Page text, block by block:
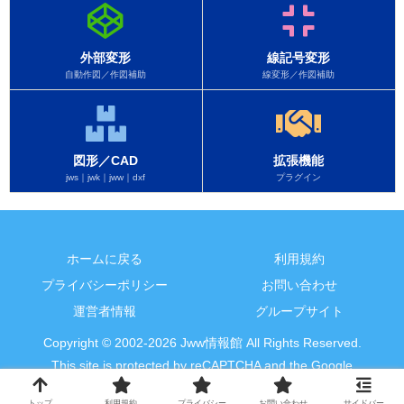
外部変形
自動作図／作図補助
線記号変形
線変形／作図補助
図形／CAD
jws｜jwk｜jww｜dxf
拡張機能
プラグイン
ホームに戻る
利用規約
プライバシーポリシー
お問い合わせ
運営者情報
グループサイト
Copyright © 2002-2026 Jww情報館 All Rights Reserved.
This site is protected by reCAPTCHA and the Google
Privacy Policy
Terms of Serviceapply.